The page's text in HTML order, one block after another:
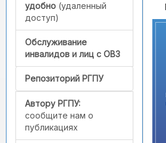
удобно (удаленный
доступ)
Обслуживание
инвалидов и лиц с ОВЗ
Репозиторий РГПУ
Автору РГПУ:
сообщите нам о
публикациях